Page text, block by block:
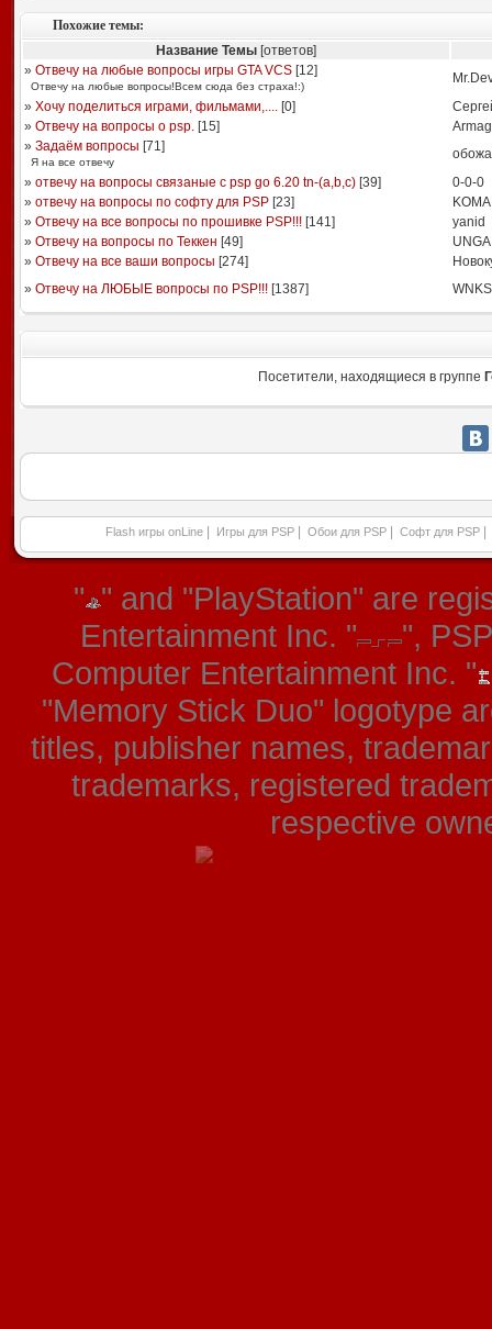
Похожие темы:
Название Темы[ответов]
» Отвечу на любые вопросы игры GTA VCS[12]
Отвечу на любые вопросы!Всем сюда без страха!:)
» Хочу поделиться играми, фильмами,....[0]
» Отвечу на вопросы о psp.[15]
» Задаём вопросы [71]
Я на все отвечу
» отвечу на вопросы связаные с psp go 6.20 tn-(a,b,c)[39]
0-0-0
» отвечу на вопросы по софту для PSP[23]
» Отвечу на все вопросы по прошивке PSP!!![141]
yanid
» Отвечу на вопросы по Теккен [49]
UNGA
» Отвечу на все ваши вопросы [274]
» Отвечу на ЛЮБЫЕ вопросы по PSP!!![1387]
Посетители, находящиеся в группе
Flash игры onLine Игры для PSP Обои для PSP Софт для PSP
" " and "PlayStation" are
Entertainment Inc. "
",
Computer Entertainment Inc. "
"Memory Stick Duo" logotype
titles, publisher names,
trademarks, registered
respective